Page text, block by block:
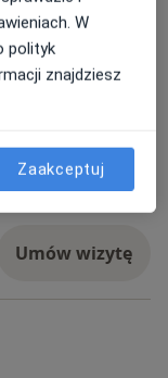
Umów wizytę
Umów wizytę
Umów wizytę
W
polityk
znajdziesz
Zaakceptuj